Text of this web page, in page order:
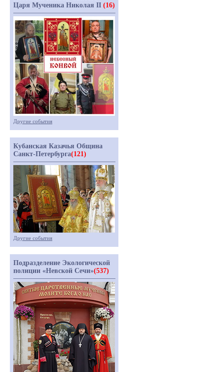
Царя Мученика Николая II (16)
Другие события
Кубанская Казачья Община
Санкт-Петербурга(121)
Другие события
Подразделение Экологической
полиции «Невской Сечи»(537)